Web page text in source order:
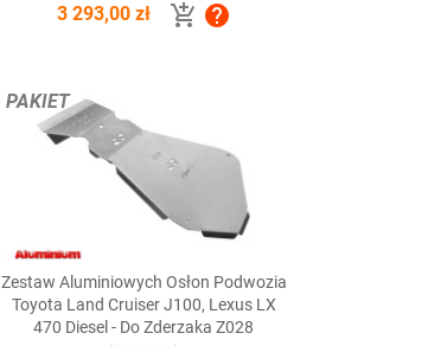
3 293,00 zł  
Szybki podgląd
Zestaw Aluminiowych Osłon Podwozia
Toyota Land Cruiser J100, Lexus LX
470 Diesel - Do Zderzaka Z028
PAKIET